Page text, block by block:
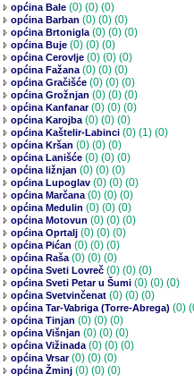
općina Bale (0) (0) (0)
općina Barban (0) (0) (0)
općina Brtonigla(0) (0) (0)
općina Buje (0) (0) (0)
općina Cerovlje (0) (0) (0)
općina Fažana(0) (0) (0)
općina Gračišće (0) (0) (0)
općina Grožnjan (0) (0) (0)
općina Kanfanar(0) (0) (0)
općina Karojba(0) (0) (0)
općina Kaštelir-Labinci (0) (1) (0)
općina Kršan (0) (0) (0)
općina Lanišće (0) (0) (0)
općina ližnjan (0) (0) (0)
općina Lupoglav (0) (0) (0)
općina Marčana(0) (0) (0)
općina Medulin (0) (0) (0)
općina Motovun (0) (0) (0)
općina Oprtalj (0) (0) (0)
općina Pićan (0) (0) (0)
općina Raša(0) (0) (0)
općina Sveti Lovreč (0) (0) (0)
općina Sveti Petar u Šumi (0) (0) (0)
općina Svetvinčenat (0) (0) (0)
općina Tar-Vabriga (Torre-Abrega) (0)
općina Tinjan (0) (0) (0)
općina Višnjan (0) (0) (0)
općina Vižinada(0) (0) (0)
općina Vrsar(0) (0) (0)
općina Žminj (0) (0) (0)